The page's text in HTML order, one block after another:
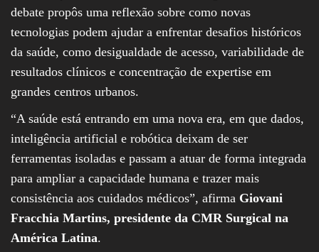
debate propôs uma reflexão sobre como novas
tecnologias podem ajudar a enfrentar desafios históricos
da saúde, como desigualdade de acesso, variabilidade de
resultados clínicos e concentração de expertise em
grandes centros urbanos.
“A saúde está entrando em uma nova era, em que dados,
inteligência artificial e robótica deixam de ser
ferramentas isoladas e passam a atuar de forma integrada
para ampliar a capacidade humana e trazer mais
consistência aos cuidados médicos”, afirma Giovani
Fracchia Martins, presidente da CMR Surgical na
América Latina.